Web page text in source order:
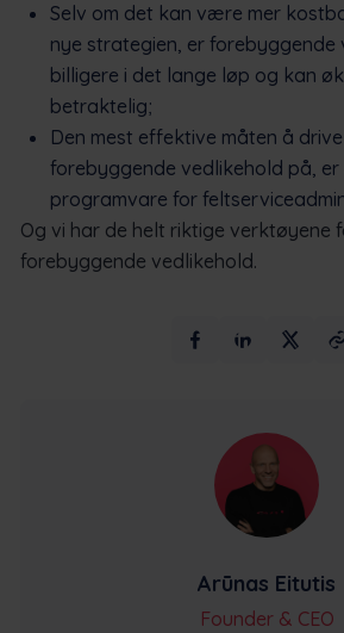
Selv om det kan være mer
nye strategien, er forebyggende
billigere i det lange løp og kan
betraktelig;
Den mest effektive måten å
forebyggende vedlikehold på, er
programvare for
Og vi har de helt riktige verktøyene
forebyggende vedlikehold.
Arūnas Eitutis
Founder & CEO